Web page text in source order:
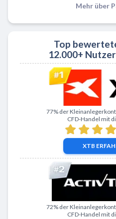
Mehr über
Top
12.000+
Zu XTB
77% der
CFD-Handel mit
XTB
Zu ActivTrades
72% der
CFD-Handel mit